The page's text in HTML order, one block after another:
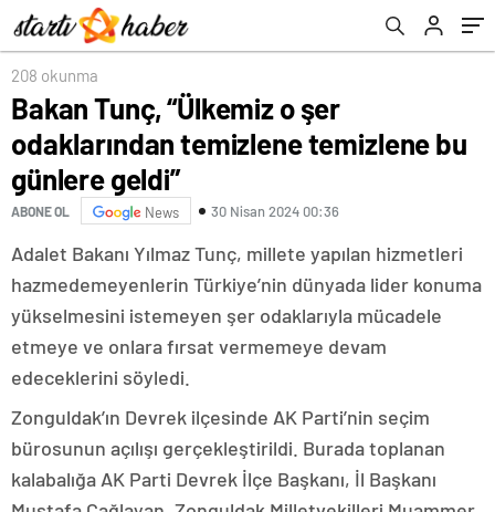
208 okunma
Bakan Tunç, “Ülkemiz o şer
odaklarından temizlene temizlene bu
günlere geldi”
ABONE OL News 30 Nisan 2024 00:36
Adalet Bakanı Yılmaz Tunç, millete yapılan hizmetleri
hazmedemeyenlerin Türkiye’nin dünyada lider konuma
yükselmesini istemeyen şer odaklarıyla mücadele
etmeye ve onlara fırsat vermemeye devam
edeceklerini söyledi.
Zonguldak’ın Devrek ilçesinde AK Parti’nin seçim
bürosunun açılışı gerçekleştirildi. Burada toplanan
kalabalığa AK Parti Devrek İlçe Başkanı, İl Başkanı